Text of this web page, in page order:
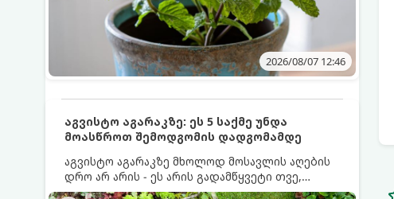
2026/08/07 12:46
აგვისტო აგარაკზე: ეს 5 საქმე უნდა
მოასწროთ შემოდგომის დადგომამდე
აგვისტო აგარაკზე მხოლოდ მოსავლის აღების
დრო არ არის - ეს არის გადამწყვეტი თვე,
როდესაც საფუძველი ეყრება მომავალი წლის